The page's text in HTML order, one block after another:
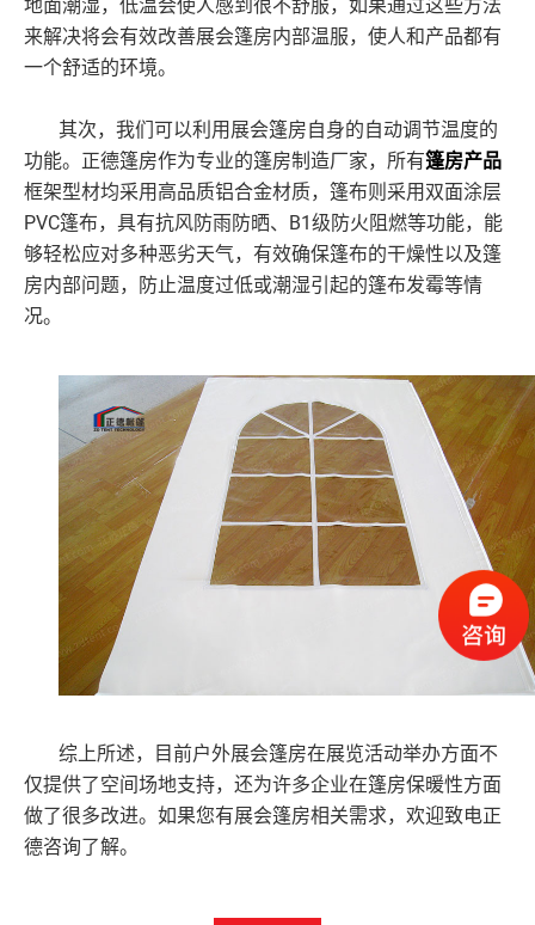
地面潮湿，低温会使人感到很不舒服，如果通过这些方法
来解决将会有效改善展会篷房内部温服，使人和产品都有
一个舒适的环境。
其次，我们可以利用展会篷房自身的自动调节温度的
功能。正德篷房作为专业的篷房制造厂家，所有篷房产品
框架型材均采用高品质铝合金材质，篷布则采用双面涂层
PVC篷布，具有抗风防雨防晒、B1级防火阻燃等功能，能
够轻松应对多种恶劣天气，有效确保篷布的干燥性以及篷
房内部问题，防止温度过低或潮湿引起的篷布发霉等情
况。
综上所述，目前户外展会篷房在展览活动举办方面不
仅提供了空间场地支持，还为许多企业在篷房保暖性方面
做了很多改进。如果您有展会篷房相关需求，欢迎致电正
德咨询了解。